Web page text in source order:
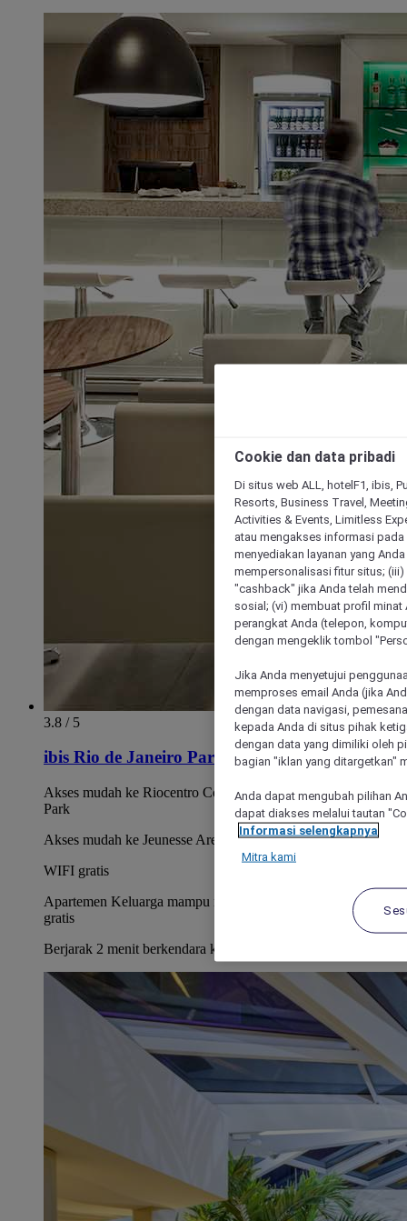
3.8 / 5
ibis Rio de Janeiro Parque Olimpico
Akses mudah ke Riocentro Convention Centre dan Olympic
Park
Akses mudah ke Jeunesse Arena
WIFI gratis
Apartemen Keluarga mampu mengakomodasi 1 anak secara
gratis
Berjarak 2 menit berkendara ke stasiun metro Linha Amarela.
Cookie dan data pribadi
Di situs web ALL, hotelF1, ibis,
Resorts, Business Travel,
Activities & Events, Limitless
atau mengakses informasi
menyediakan layanan yang
mempersonalisasi fitur situs;
"cashback" jika Anda telah
sosial; (vi) membuat profil
perangkat Anda (telepon,
dengan mengeklik tombol
Jika Anda menyetujui
memproses email Anda (jika
dengan data navigasi,
kepada Anda di situs pihak
dengan data yang dimiliki oleh
bagian "iklan yang ditargetkan"
Anda dapat mengubah pilihan
dapat diakses melalui tautan
Informasi selengkapnya
Mitra kami